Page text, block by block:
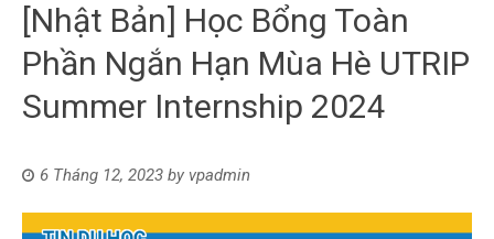
[Nhật Bản] Học Bổng Toàn
Phần Ngắn Hạn Mùa Hè UTRIP
Summer Internship 2024
6 Tháng 12, 2023 by vpadmin